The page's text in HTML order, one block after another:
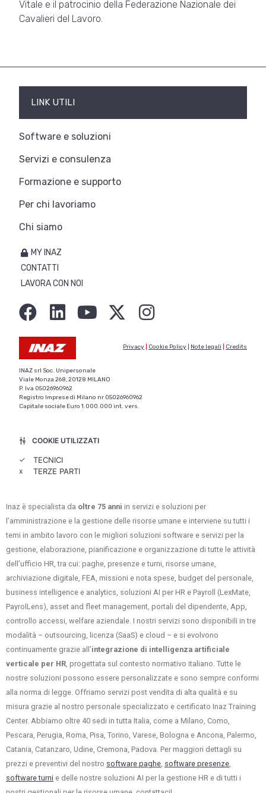
Vitale e il patrocinio della Federazione Nazionale dei
Cavalieri del Lavoro.
LINK UTILI
Software e soluzioni
Servizi e consulenza
Formazione e supporto
Per chi lavoriamo
Chi siamo
MY INAZ
CONTATTI
LAVORA CON NOI
Privacy Cookie Policy Note legali Credits
INAZ srl Soc. Unipersonale
Viale Monza 268, 20128 MILANO
P. Iva 05026960962
Registro Imprese di Milano nr 05026960962
Capitale sociale Euro 1.000.000 int. vers.
COOKIE UTILIZZATI
✓ TECNICI
x TERZE PARTI
Inaz è specialista da oltre 75 anni in servizi e soluzioni per
l’amministrazione e la gestione delle risorse umane e interviene su tutti i
temi in ambito lavoro con le migliori soluzioni software e servizi per la
gestione, elaborazione, pianificazione e organizzazione di tutte le attività
dell’ufficio HR, tra cui: paghe, presenze e turni, risorse umane,
archiviazione digitale, FEA, missioni e nota spese, budget del personale,
business intelligence e analytics, soluzioni AI per HR e Payroll (LexMate,
PayrolLens), asset and fleet management, portali del dipendente, App,
controllo accessi, welfare aziendale. I nostri servizi sono disponibili in tre
modalità – outsourcing, licenza (SaaS) e cloud – e si evolvono
continuamente grazie all’integrazione di intelligenza artificiale
verticale per HR , progettata sul contesto normativo italiano. Tutte le
nostre soluzioni possono essere personalizzate e sono sempre conformi
alla norma di legge. Offriamo servizi post vendita di alta qualità e su
misura grazie al nostro personale specializzato e certificato Inaz Training
Center. Abbiamo oltre 40 sedi in tutta Italia, come a Milano, Como,
Pescara, Perugia, Roma, Pisa, Torino, Varese, Bologna e Ancona, Palermo,
Catania, Catanzaro, Udine, Cremona, Padova. Per maggiori dettagli su
prezzi e preventivi del nostro software paghe software presenze
software turni e delle nostre soluzioni AI per la gestione HR e di tutti i